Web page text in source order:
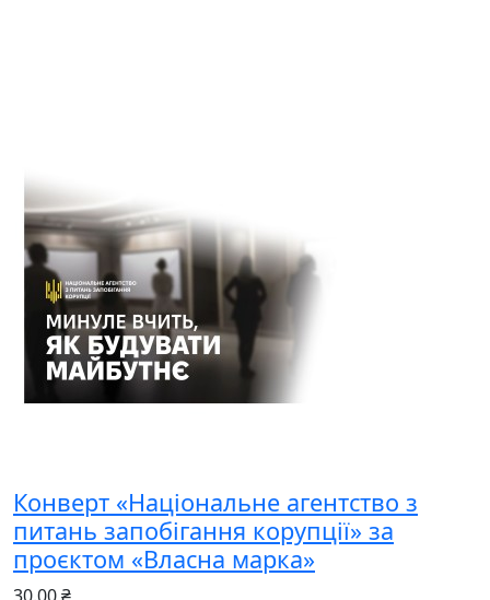
Конверт «Національне агентство з
питань запобігання корупції» за
проєктом «Власна марка»